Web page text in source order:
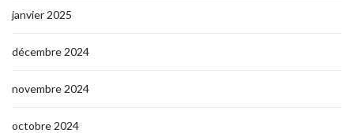
janvier 2025
décembre 2024
novembre 2024
octobre 2024